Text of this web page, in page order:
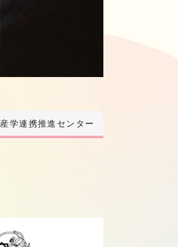
産学連携推進センター